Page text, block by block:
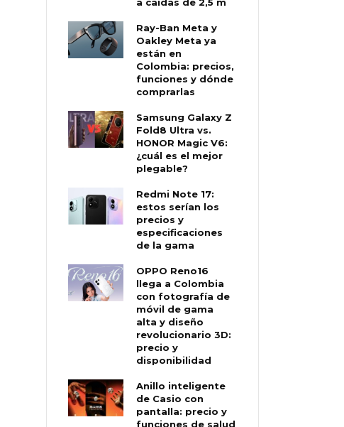
Ray-Ban Meta y
Oakley Meta ya
están en
Colombia: precios,
funciones y dónde
comprarlas
Samsung Galaxy Z
Fold8 Ultra vs.
HONOR Magic V6:
¿cuál es el mejor
plegable?
Redmi Note 17:
estos serían los
precios y
especificaciones
de la gama
OPPO Reno16
llega a Colombia
con fotografía de
móvil de gama
alta y diseño
revolucionario 3D:
precio y
disponibilidad
Anillo inteligente
de Casio con
pantalla: precio y
funciones de salud